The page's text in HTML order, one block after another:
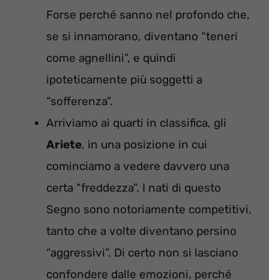
Forse perché sanno nel profondo che,
se si innamorano, diventano “teneri
come agnellini”, e quindi
ipoteticamente più soggetti a
“sofferenza”.
Arriviamo ai quarti in classifica, gli
Ariete, in una posizione in cui
cominciamo a vedere davvero una
certa “freddezza”. I nati di questo
Segno sono notoriamente competitivi,
tanto che a volte diventano persino
“aggressivi”. Di certo non si lasciano
confondere dalle emozioni, perché